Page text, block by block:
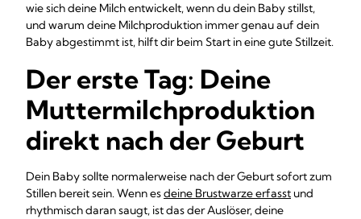
wie sich deine Milch entwickelt, wenn du dein Baby stillst,
und warum deine Milchproduktion immer genau auf dein
Baby abgestimmt ist, hilft dir beim Start in eine gute Stillzeit.
Der erste Tag: Deine
Muttermilchproduktion
direkt nach der Geburt
Dein Baby sollte normalerweise nach der Geburt sofort zum
Stillen bereit sein. Wenn esdeine Brustwarze erfasst und
rhythmisch daran saugt, ist das der Auslöser, deine